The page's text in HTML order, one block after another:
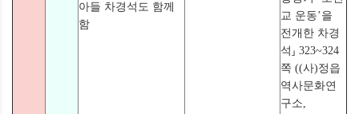
아들 차경석도 함께
함
교 운동’을
전개한 차경
석⸥ 323~324
쪽 ((사)정읍
역사문화연
구소,